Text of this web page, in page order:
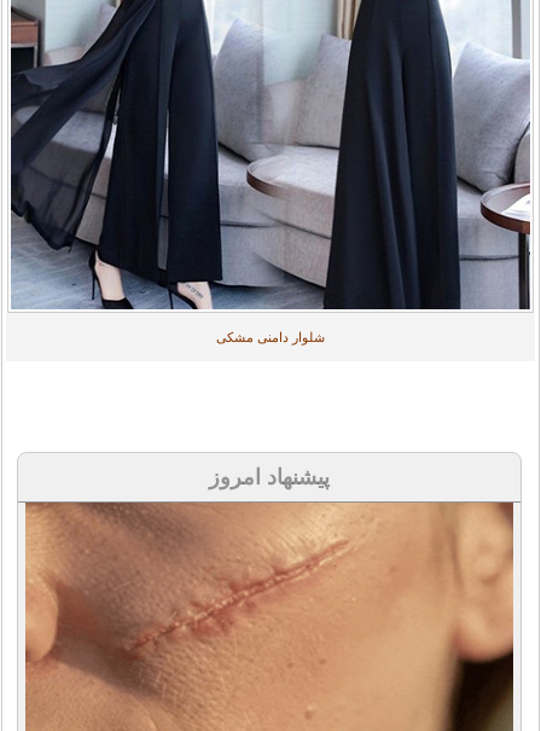
شلوار دامنی مشکی
پیشنهاد امروز